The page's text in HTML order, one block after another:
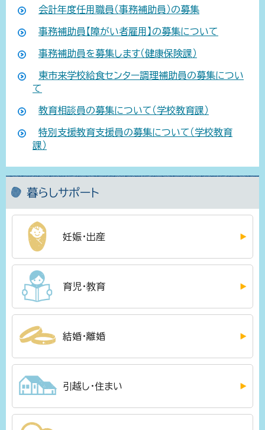
会計年度任用職員（事務補助員）の募集
事務補助員【障がい者雇用】の募集について
事務補助員を募集します（健康保険課）
東市来学校給食センター調理補助員の募集につい
て
教育相談員の募集について（学校教育課）
特別支援教育支援員の募集について（学校教育
課）
暮らしサポート
妊娠・出産
育児・教育
結婚・離婚
引越し・住まい